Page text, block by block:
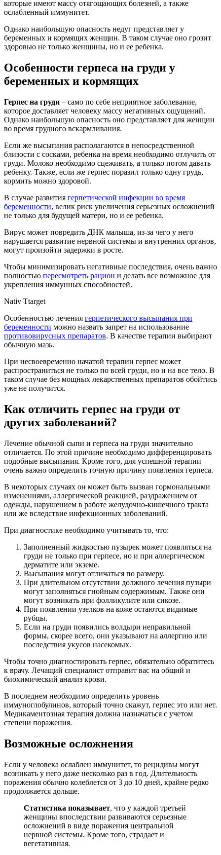
которые имеют массу отягощающих болезней, а также
ослабленный иммунитет.
Однако наибольшую опасность недуг представляет у
беременных и кормящих женщин. В таком случае оно грозит
здоровью не только женщины, но и ее ребенка.
Особенности герпеса на груди у
беременных и кормящих
Герпес на груди – само по себе неприятное заболевание,
которое доставляет человеку массу негативных ощущений.
Однако наибольшую опасность оно представляет для женщин
во время грудного вскармливания.
Если же высыпания располагаются в непосредственной
близости с сосками, ребенка на время необходимо отлучить от
груди. Молоко необходимо сцеживать, а только потом давать
ребенку. Также, если же герпес поразил только одну грудь,
кормить можно здоровой.
В случае развития герпетической инфекции во время
беременности, велик риск увеличения серьезных осложнений
не только для будущей матери, но и ее ребенка.
Вирус может повредить ДНК малыша, из-за чего у него
нарушается развитие нервной системы и внутренних органов,
могут произойти задержки в росте.
Чтобы минимизировать негативные последствия, очень важно
полностью пересмотреть рацион и делать все возможное для
укрепления иммунных способностей.
Nativ Ttarget
Особенностью лечения герпетического высыпания при
беременности можно назвать запрет на использование
противовирусных препаратов. В качестве терапии выбирают
обычную мазь.
При несвоевременно начатой терапии герпес может
распространиться не только по всей груди, но и на все тело. В
таком случае без мощных лекарственных препаратов обойтись
уже не получится.
Как отличить герпес на груди от
других заболеваний?
Лечение обычной сыпи и герпеса на груди значительно
отличается. По этой причине необходимо дифференцировать
подобные высыпания. Кроме того, для успешной терапии
очень важно определить точную причину появления герпеса.
В некоторых случаях он может быть вызван гормональными
изменениями, аллергической реакцией, раздражением от
одежды, нарушением в работе желудочно-кишечного тракта
или же вследствие инфекционных заболеваний.
При диагностике необходимо учитывать то, что:
Заполненный жидкостью пузырек может появляться на
груди не только при герпесе, но и при аллергическом
дерматите или экземе.
Высыпания могут отличаться по размеру.
При длительном отсутствии должного лечения пузыри
могут заполняться гнойным содержимым. Также они
могут возникать при фолликулите или сикозе.
При появлении узелков на коже остаются видимые
рубцы.
Если на груди появились волдыри неправильной
формы, скорее всего, они указывают на аллергию или
последствия укусов насекомых.
Чтобы точно диагностировать герпес, обязательно обратитесь
к врачу. Лечащий специалист отправит вас на общий и
биохимический анализ крови.
В последнем необходимо определить уровень
иммуноглобулинов, который точно скажут, герпес это или нет.
Медикаментозная терапия должна назначаться с учетом
степени поражения.
Возможные осложнения
Если у человека ослаблен иммунитет, то рецидивы могут
возникать у него даже несколько раз в год. Длительность
поражения обычно колеблется от 3 до 10 дней, крайне редко
продолжается дольше.
Статистика показывает, что у каждой третьей
женщины впоследствии развиваются серьезные
осложнений в виде поражения центральной
нервной системы. Кроме того, страдает и
вегетативная.